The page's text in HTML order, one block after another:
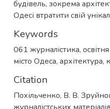
будівель, зокрема
Одесі втратити свій
Keywords
061 журналістика,
місто Одеса, архітектура,
Citation
Похільченко, В. В.